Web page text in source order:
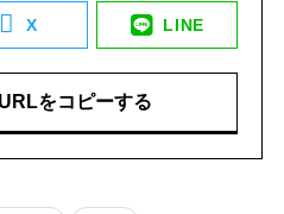
X LINE
をコピーする